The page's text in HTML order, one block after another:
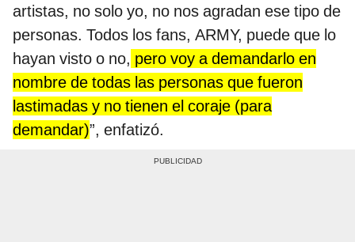
artistas, no solo yo, no nos agradan ese tipo de
personas. Todos los fans, ARMY, puede que lo
hayan visto o no, pero voy a demandarlo en
nombre de todas las personas que fueron
lastimadas y no tienen el coraje (para
demandar)”, enfatizó.